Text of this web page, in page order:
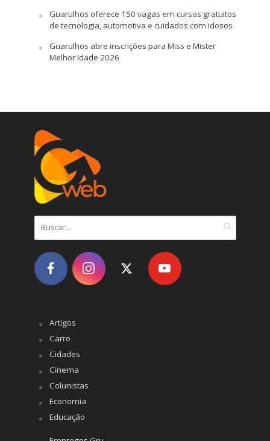
Guarulhos oferece 150 vagas em cursos gratuitos
de tecnologia, automotiva e cuidados com idosos
Guarulhos abre inscrições para Miss e Mister
Melhor Idade 2026
Artigos
Carro
Cidades
Cinema
Colunistas
Economia
Educação